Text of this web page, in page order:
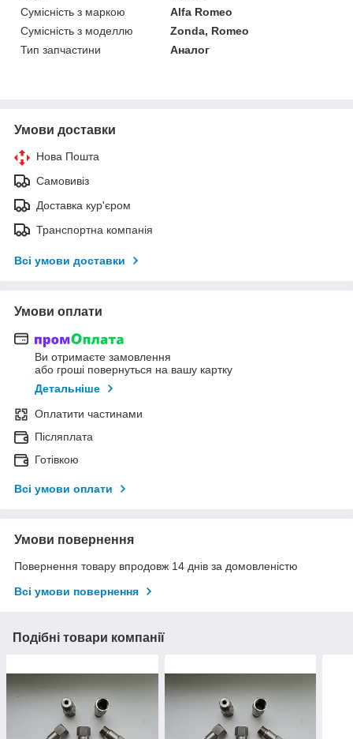
Сумісність з маркою
Alfa Romeo
Сумісність з моделлю
Zonda, Romeo
Тип запчастини
Аналог
Умови доставки
Нова Пошта
Самовивіз
Доставка кур'єром
Транспортна компанія
Всі умови доставки
Умови оплати
Ви отримаєте замовлення
або гроші повернуться на вашу картку
Детальніше
Оплатити частинами
Післяплата
Готівкою
Всі умови оплати
Умови повернення
Повернення товару впродовж 14 днів за домовленістю
Всі умови повернення
Подібні товари компанії